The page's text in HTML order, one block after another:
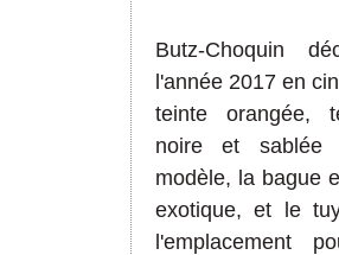
Butz-Choquin
l'année 2017 en
teinte orangée,
noire et
modèle, la bague
exotique, et le
l'emplacement